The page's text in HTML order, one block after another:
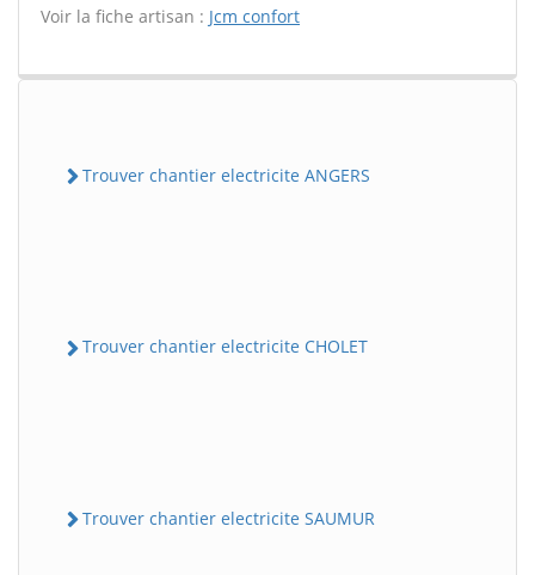
Voir la fiche artisan : Jcm confort
Trouver chantier electricite ANGERS
Trouver chantier electricite CHOLET
Trouver chantier electricite SAUMUR